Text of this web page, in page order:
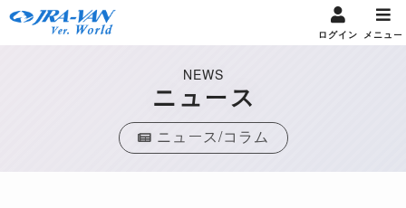
ログイン メニュー
NEWS
ニュース
ニュース/コラム